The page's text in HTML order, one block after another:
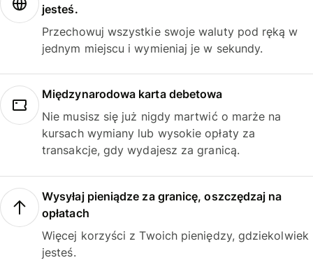
jesteś.
Przechowuj wszystkie swoje waluty pod ręką w
jednym miejscu i wymieniaj je w sekundy.
Międzynarodowa karta debetowa
Nie musisz się już nigdy martwić o marże na
kursach wymiany lub wysokie opłaty za
transakcje, gdy wydajesz za granicą.
Wysyłaj pieniądze za granicę, oszczędzaj na
opłatach
Więcej korzyści z Twoich pieniędzy, gdziekolwiek
jesteś.